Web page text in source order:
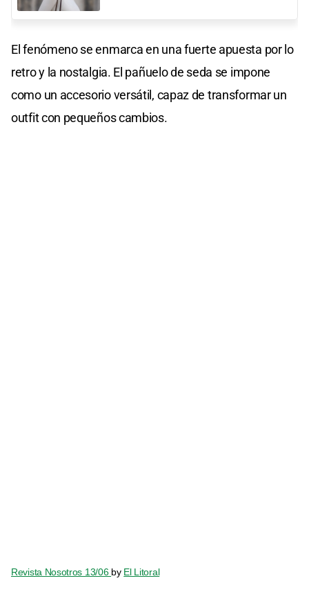
El fenómeno se enmarca en una fuerte apuesta por lo
retro y la nostalgia. El pañuelo de seda se impone
como un accesorio versátil, capaz de transformar un
outfit con pequeños cambios.
Revista Nosotros 13/06 by El Litoral